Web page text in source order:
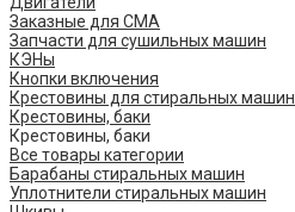
Заказные для СМА
Запчасти для сушильных машин
КЭНы
Кнопки включения
Крестовины для стиральных машин
Крестовины, баки
Крестовины, баки
Все товары категории
Барабаны стиральных машин
Уплотнители стиральных машин